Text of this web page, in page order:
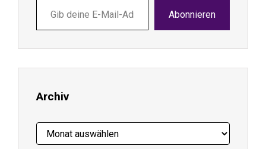
deine
E-
ein ...
Abonnieren
Archiv
Archiv